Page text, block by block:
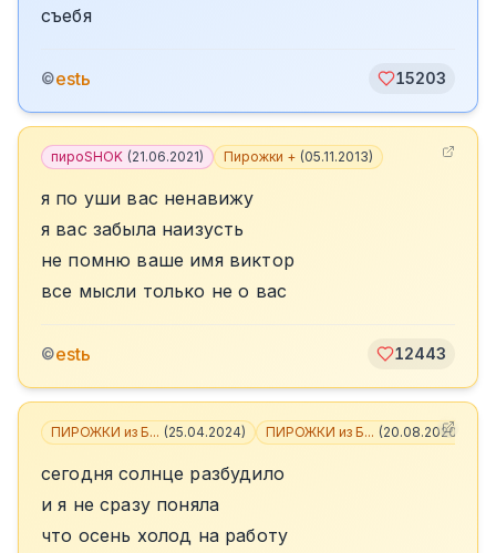
съебя
©estь 15203
пироSHOK (21.06.2021) Пирожки + (05.11.2013)
я по уши вас ненавижу
я вас забыла наизусть
не помню ваше имя виктор
все мысли только не о вас
©estь 12443
ПИРОЖКИ из Б... (25.04.2024) ПИРОЖКИ из Б... (20.08.2020
сегодня солнце разбудило
и я не сразу поняла
что осень холод на работу